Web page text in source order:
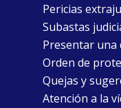
Pericias
Subastas
Presentar una
Orden de
Quejas y
Atención a la